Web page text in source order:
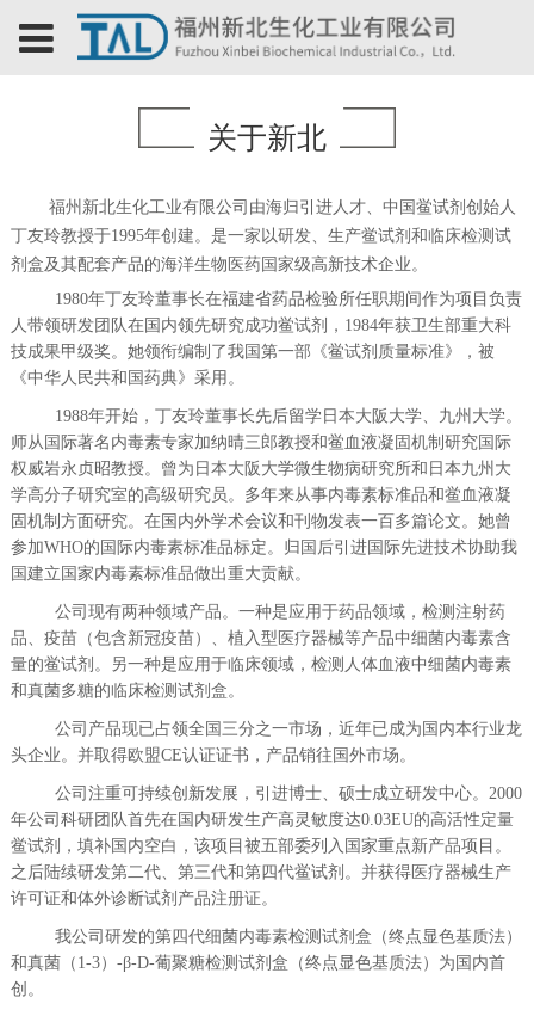
关于新北
福州新北生化工业有限公司由海归引进人才、中国鲎试剂创始人
丁友玲教授于1995年创建。是一家以研发、生产鲎试剂和临床检测试
剂盒及其配套产品的海洋生物医药国家级高新技术企业。
1980年丁友玲董事长在福建省药品检验所任职期间作为项目负责
人带领研发团队在国内领先研究成功鲎试剂，1984年获卫生部重大科
技成果甲级奖。她领衔编制了我国第一部《鲎试剂质量标准》，被
《中华人民共和国药典》采用。
1988年开始，丁友玲董事长先后留学日本大阪大学、九州大学。
师从国际著名内毒素专家加纳晴三郎教授和鲎血液凝固机制研究国际
权威岩永贞昭教授。曾为日本大阪大学微生物病研究所和日本九州大
学高分子研究室的高级研究员。多年来从事内毒素标准品和鲎血液凝
固机制方面研究。在国内外学术会议和刊物发表一百多篇论文。她曾
参加WHO的国际内毒素标准品标定。归国后引进国际先进技术协助我
国建立国家内毒素标准品做出重大贡献。
公司现有两种领域产品。一种是应用于药品领域，检测注射药
品、疫苗（包含新冠疫苗）、植入型医疗器械等产品中细菌内毒素含
量的鲎试剂。另一种是应用于临床领域，检测人体血液中细菌内毒素
和真菌多糖的临床检测试剂盒。
公司产品现已占领全国三分之一市场，近年已成为国内本行业龙
头企业。并取得欧盟CE认证证书，产品销往国外市场。
公司注重可持续创新发展，引进博士、硕士成立研发中心。2000
年公司科研团队首先在国内研发生产高灵敏度达0.03EU的高活性定量
鲎试剂，填补国内空白，该项目被五部委列入国家重点新产品项目。
之后陆续研发第二代、第三代和第四代鲎试剂。并获得医疗器械生产
许可证和体外诊断试剂产品注册证。
我公司研发的第四代细菌内毒素检测试剂盒（终点显色基质法）
和真菌（1-3）-β-D-葡聚糖检测试剂盒（终点显色基质法）为国内首
创。